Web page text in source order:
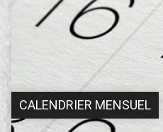
CALENDRIER MENSUEL